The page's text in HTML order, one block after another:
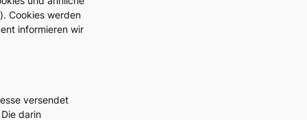
Cookies werden
informieren wir
versendet
darin